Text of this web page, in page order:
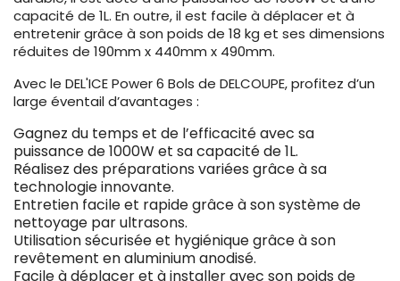
capacité de 1L. En outre, il est facile à déplacer et à
entretenir grâce à son poids de 18 kg et ses dimensions
réduites de 190mm x 440mm x 490mm.
Avec le DEL'ICE Power 6 Bols de DELCOUPE, profitez d’un
large éventail d’avantages :
Gagnez du temps et de l’efficacité avec sa
puissance de 1000W et sa capacité de 1L.
Réalisez des préparations variées grâce à sa
technologie innovante.
Entretien facile et rapide grâce à son système de
nettoyage par ultrasons.
Utilisation sécurisée et hygiénique grâce à son
revêtement en aluminium anodisé.
Facile à déplacer et à installer avec son poids de